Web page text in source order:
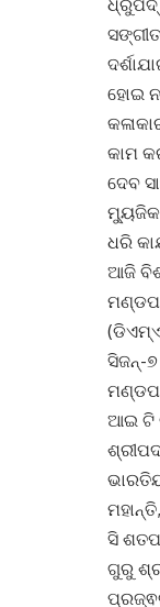
ହୋଇ
କାମ
ଦେବ
ମ୍ୟୁଜିକ
ଧରି
ଆଜି
ସିଜନ୍-
ମଣ୍ଡପ
ଆଇ ଟି
ସି
ଗୁରୁ